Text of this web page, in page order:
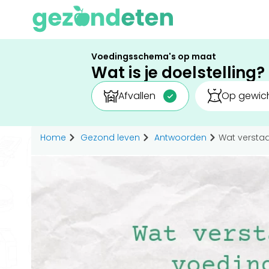
Voedingsschema's op maat
Wat is je doelstelling?
Afvallen Op
Home Gezond leven Antwoorden Wat